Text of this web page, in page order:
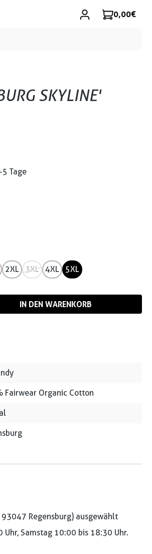
0,00 €
SKYLINE'
Tage
2XL 3XL 4XL 5XL
gewünschten Wert ein
IN DEN WARENKORB
Fairwear Organic Cotton
Regensburg) ausgewählt
Samstag 10:00 bis 18:30 Uhr.